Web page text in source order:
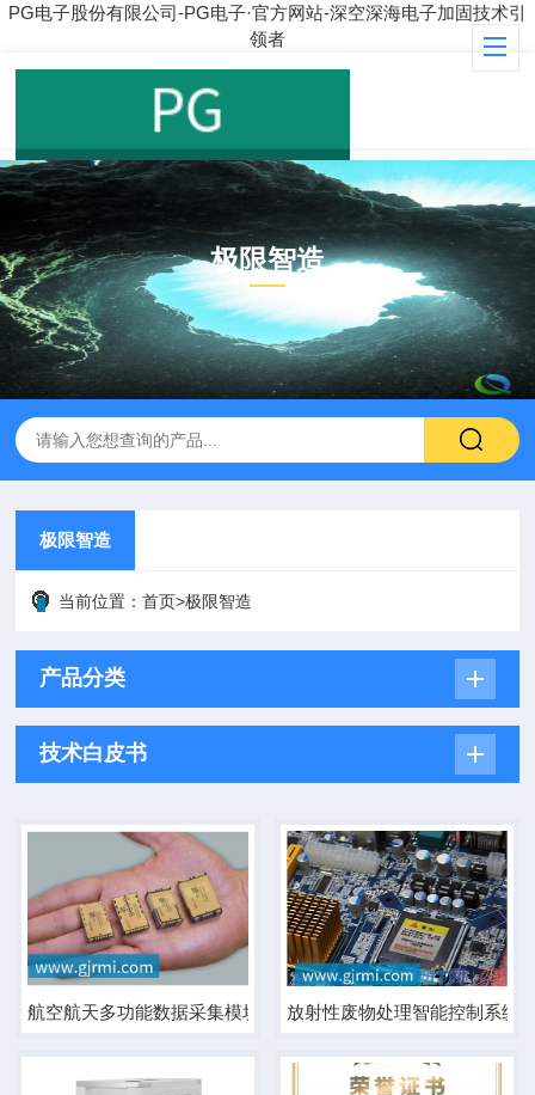
PG电子股份有限公司-PG电子·官方网站-深空深海电子加固技术引
领者
极限智造
PRODUCT
极限智造
当前位置：首页>极限智造
产品分类
技术白皮书
航空航天多功能数据采集模块 放射性废物处理智能控制系统